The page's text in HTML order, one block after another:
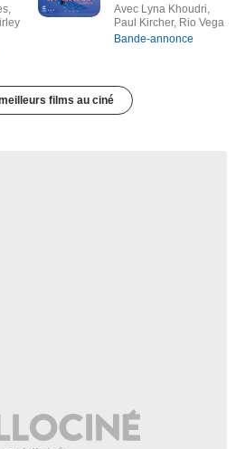
Avec Lyna Khoudri,
Paul Kircher, Rio Vega
Bande-annonce
films au ciné